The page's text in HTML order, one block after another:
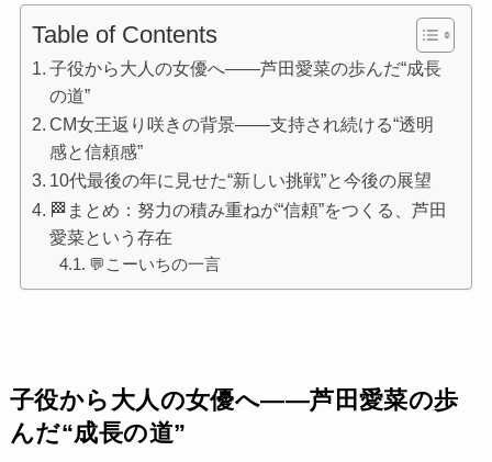
Table of Contents
子役から大人の女優へ――芦田愛菜の歩んだ“成長
の道”
CM女王返り咲きの背景――支持され続ける“透明
感と信頼感”
10代最後の年に見せた“新しい挑戦”と今後の展望
🏁まとめ：努力の積み重ねが“信頼”をつくる、芦田
愛菜という存在
💬こーいちの一言
子役から大人の女優へ――芦田愛菜の歩
んだ“成長の道”